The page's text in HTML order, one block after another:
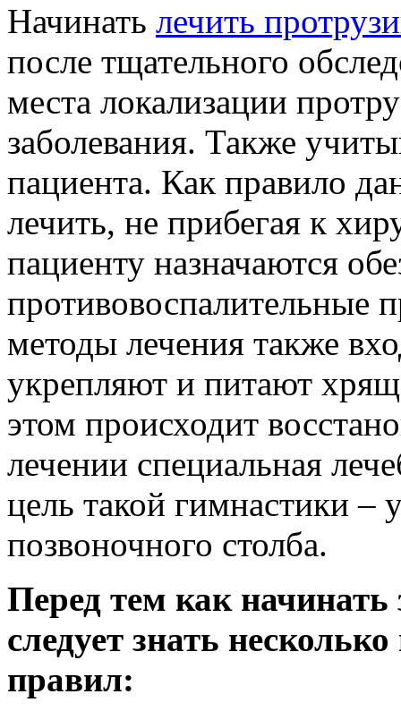
Начинать лечить
после тщательного
места локализации
заболевания. Также
пациента. Как правило
лечить, не прибегая к
пациенту назначаются
противовоспалительные
методы лечения также
укрепляют и питают
этом происходит
лечении специальная
цель такой гимнастики
позвоночного столба.
Перед тем как начинать
следует знать
правил: